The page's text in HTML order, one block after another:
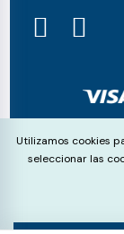
Cookie
Utilizamos cookies
seleccionar las